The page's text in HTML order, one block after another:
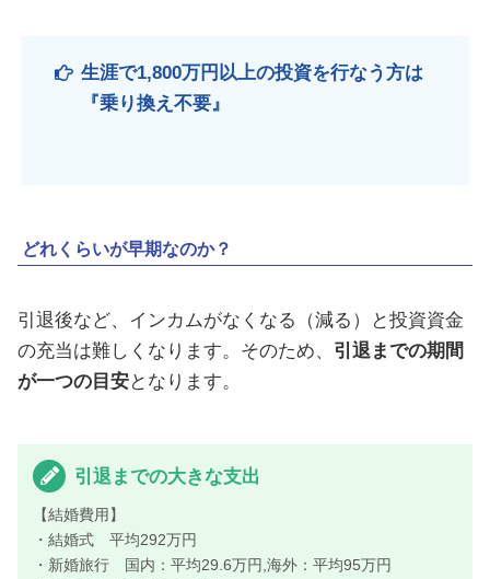
生涯で1,800万円以上の投資を行なう方は
『乗り換え不要』
どれくらいが早期なのか？
引退後など、インカムがなくなる（減る）と投資資金
の充当は難しくなります。そのため、 引退までの期間
が一つの目安となります。
引退までの大きな支出
【結婚費用】
・結婚式 平均292万円
・新婚旅行 国内：平均29.6万円,海外：平均95万円